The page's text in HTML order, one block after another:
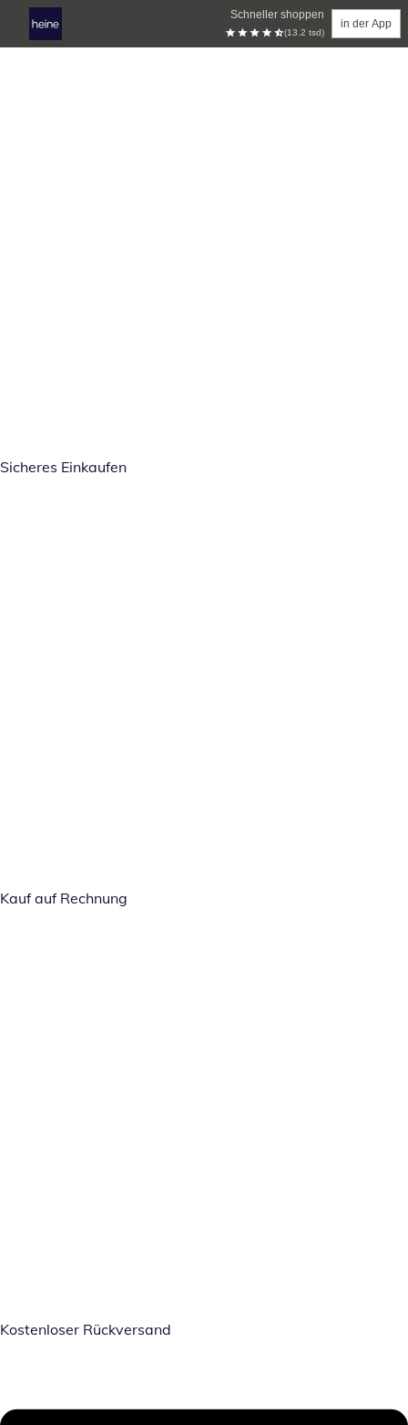
Schneller shoppen
(13.2 tsd)
in der App
Sicheres Einkaufen
Kauf auf Rechnung
Kostenloser Rückversand